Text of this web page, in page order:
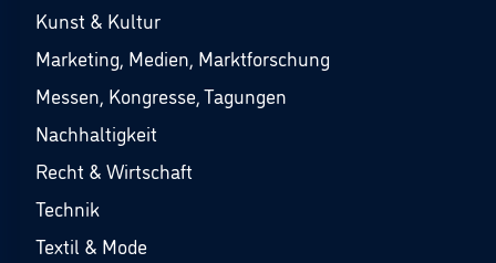
Kunst & Kultur
Marketing, Medien, Marktforschung
Messen, Kongresse, Tagungen
Nachhaltigkeit
Recht & Wirtschaft
Technik
Textil & Mode